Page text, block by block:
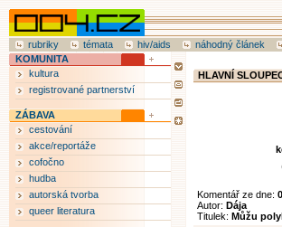
rubriky témata hiv/aids náhodný článek
HLAVNÍ
Komentář ze dne:
Autor: Dája
Titulek: Můžu
KOMUNITA
kultura
registrované partnerství
ZÁBAVA
cestování
akce/reportáže
cofočno
hudba
autorská tvorba
queer literatura